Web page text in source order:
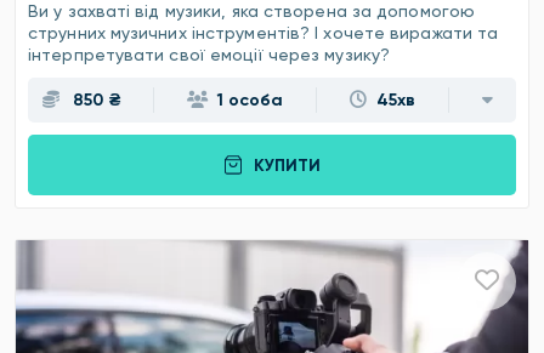
Ви у захваті від музики, яка створена за допомогою
струнних музичних інструментів? І хочете виражати та
інтерпретувати свої емоції через музику?
850 ₴ 1 особа 45хв
КУПИТИ